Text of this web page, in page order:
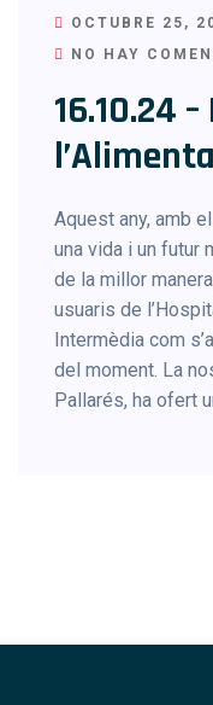
OCTUBRE 25,
NO HAY
16.10.24
Aquest any, amb
una vida i un futur
de la millor
usuaris de
Intermèdia com
del moment. La
Pallarés, ha ofert